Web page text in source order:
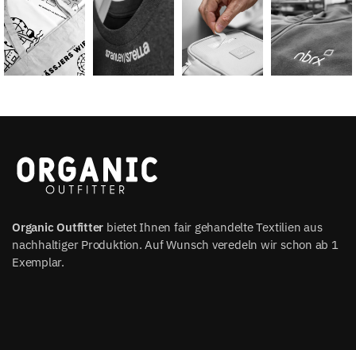
Organic Outfitter bietet Ihnen fair gehandelte Textilien aus
nachhaltiger Produktion. Auf Wunsch veredeln wir schon ab 1
Exemplar.